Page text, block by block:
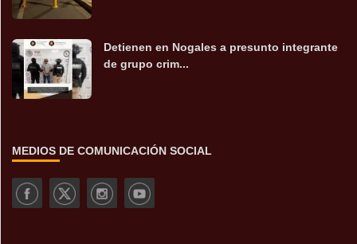
Detienen en Nogales a presunto integrante
de grupo crim...
MEDIOS DE COMUNICACIÓN SOCIAL